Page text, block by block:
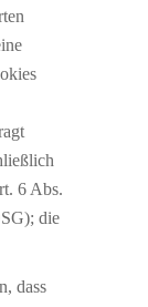
6 Abs.
die
dass